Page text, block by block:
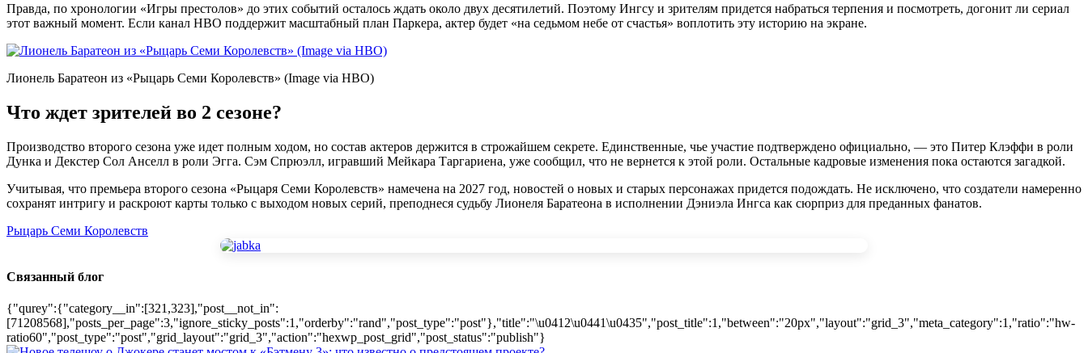
Правда, по хронологии «Игры престолов» до этих событий осталось ждать около двух десятилетий. Поэтому Ингсу и зрителям придется набраться терпения и посмотреть, догонит ли сериал
этот важный момент. Если канал HBO поддержит масштабный план Паркера, актер будет «на седьмом небе от счастья» воплотить эту историю на экране.
Лионель Баратеон из «Рыцарь Семи Королевств» (Image via HBO)
Что ждет зрителей во 2 сезоне?
Производство второго сезона уже идет полным ходом, но состав актеров держится в строжайшем секрете. Единственные, чье участие подтверждено официально, — это Питер Клэффи в роли
Дунка и Декстер Сол Анселл в роли Эгга. Сэм Спрюэлл, игравший Мейкара Таргариена, уже сообщил, что не вернется к этой роли. Остальные кадровые изменения пока остаются загадкой.
Учитывая, что премьера второго сезона «Рыцаря Семи Королевств» намечена на 2027 год, новостей о новых и старых персонажах придется подождать. Не исключено, что создатели намеренно
сохранят интригу и раскроют карты только с выходом новых серий, преподнеся судьбу Лионеля Баратеона в исполнении Дэниэла Ингса как сюрприз для преданных фанатов.
Рыцарь Семи Королевств
Связанный блог
{"qurey":{"category__in":[321,323],"post__not_in":
[71208568],"posts_per_page":3,"ignore_sticky_posts":1,"orderby":"rand","post_type":"post"},"title":"\u0412\u0441\u0435","post_title":1,"between":"20px","layout":"grid_3","meta_category":1,"ratio":"hw-
ratio60","post_type":"post","grid_layout":"grid_3","action":"hexwp_post_grid","post_status":"publish"}